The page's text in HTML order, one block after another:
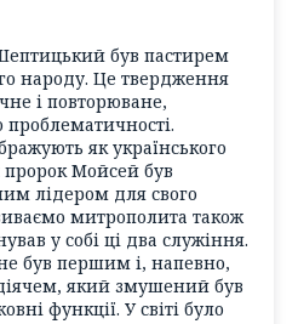
був пастирем
народу. Це твердження
і повторюване,
як українського
пророк Мойсей був
лідером для свого
митрополита також
у собі ці два служіння.
був першим і, напевно,
який змушений був
функції. У світі було